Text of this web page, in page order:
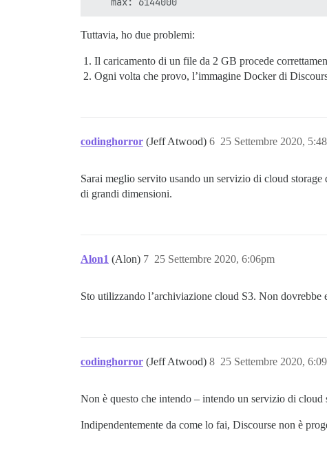
Tuttavia, ho due problemi:
Il caricamento di un file da 2 GB procede
Ogni volta che provo, l’immagine Docker di
codinghorror (Jeff Atwood) 25 Settembre 2020,
6
Sarai meglio servito usando un servizio di cloud
di grandi dimensioni.
Alon1 (Alon) 25 Settembre 2020, 6:06pm
7
Sto utilizzando l’archiviazione cloud S3. Non dovrebbe
codinghorror (Jeff Atwood) 25 Settembre 2020,
8
Non è questo che intendo – intendo un servizio di cloud
Indipendentemente da come lo fai, Discourse non è